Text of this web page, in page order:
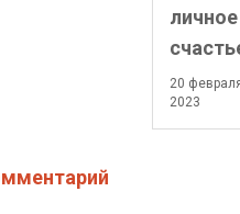
личное
20
2023